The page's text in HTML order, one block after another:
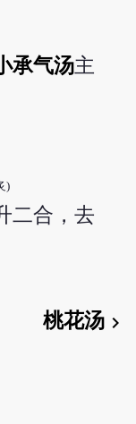
承气汤主
)
二合，去
桃花汤chevron_right